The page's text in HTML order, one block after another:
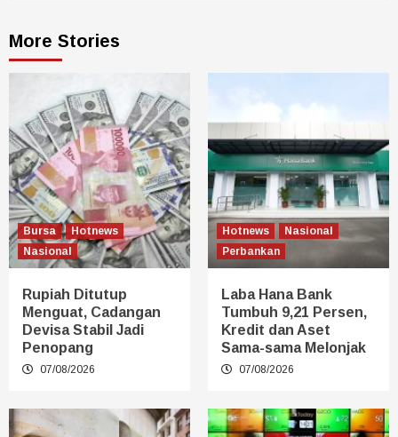
More Stories
Bursa
Hotnews
Nasional
Rupiah Ditutup
Menguat, Cadangan
Devisa Stabil Jadi
Penopang
07/08/2026
Hotnews
Nasional
Perbankan
Laba Hana Bank
Tumbuh 9,21 Persen,
Kredit dan Aset
Sama-sama Melonjak
07/08/2026